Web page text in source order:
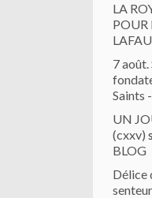
LA
POUR
7 août.
Saints
UN
(cxxv)
BLOG
Délice